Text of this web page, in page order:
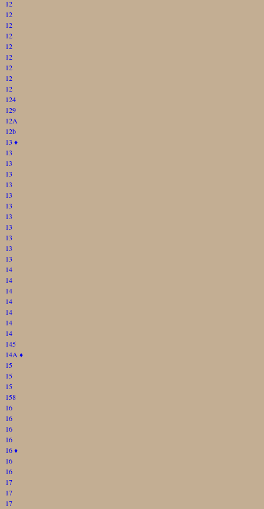
12
12
12
12
12
12
12
12
12
124
129
12A
12b
13 ♦
13
13
13
13
13
13
13
13
13
13
13
14
14
14
14
14
14
14
145
14A ♦
15
15
15
158
16
16
16
16
16♦
16
16
17
17
17